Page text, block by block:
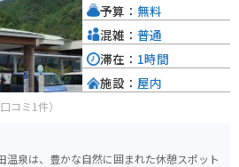
口コミ1件）
温泉は、豊かな自然に囲まれた休憩スポット
予算： 無料
混雑： 普通
滞在： 1時間
施設： 屋内